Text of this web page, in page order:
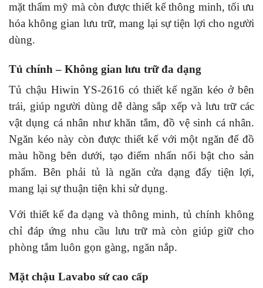
mặt thẩm mỹ mà còn được thiết kế thông minh, tối ưu
hóa không gian lưu trữ, mang lại sự tiện lợi cho người
dùng.
Tủ chính – Không gian lưu trữ đa dạng
Tủ chậu Hiwin YS-2616 có thiết kế ngăn kéo ở bên
trái, giúp người dùng dễ dàng sắp xếp và lưu trữ các
vật dụng cá nhân như khăn tắm, đồ vệ sinh cá nhân.
Ngăn kéo này còn được thiết kế với một ngăn để đồ
màu hồng bên dưới, tạo điểm nhấn nổi bật cho sản
phẩm. Bên phải tủ là ngăn cửa dạng đẩy tiện lợi,
mang lại sự thuận tiện khi sử dụng.
Với thiết kế đa dạng và thông minh, tủ chính không
chỉ đáp ứng nhu cầu lưu trữ mà còn giúp giữ cho
phòng tắm luôn gọn gàng, ngăn nắp.
Mặt chậu Lavabo sứ cao cấp